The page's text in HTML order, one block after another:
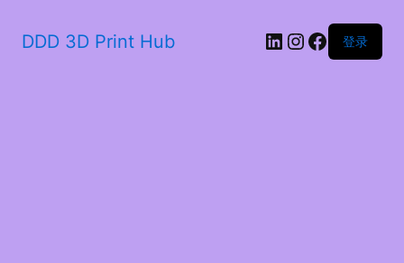
DDD 3D Print Hub LinkedIn
Instagram
登录